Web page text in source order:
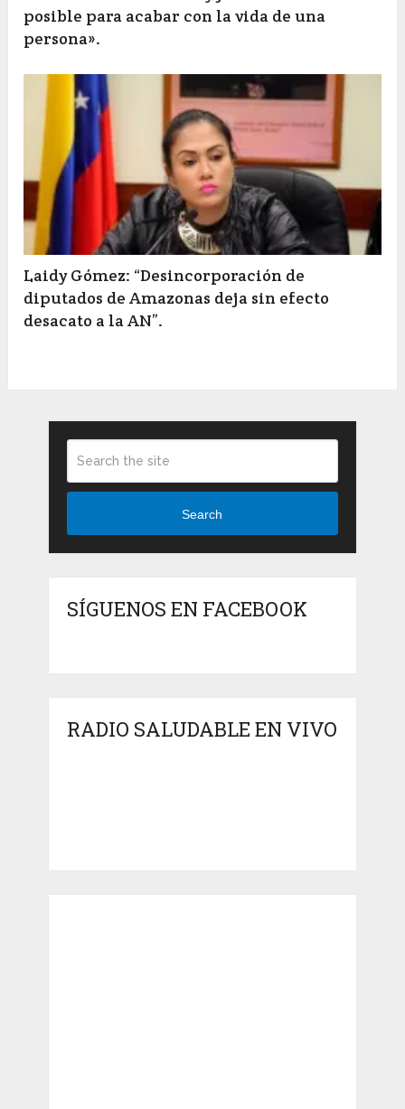
posible para acabar con la vida de una
persona».
Laidy Gómez: “Desincorporación de
diputados de Amazonas deja sin efecto
desacato a la AN”.
Search
SÍGUENOS EN FACEBOOK
RADIO SALUDABLE EN VIVO